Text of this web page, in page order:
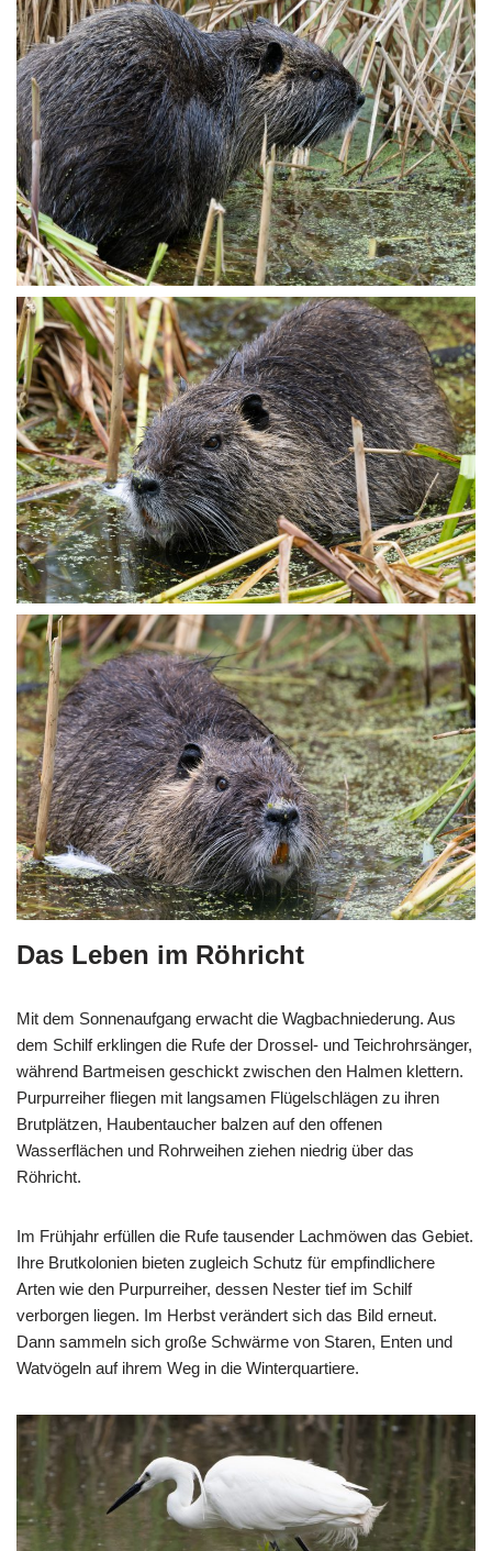
Das Leben im Röhricht
Mit dem Sonnenaufgang erwacht die Wagbachniederung. Aus
dem Schilf erklingen die Rufe der Drossel- und Teichrohrsänger,
während Bartmeisen geschickt zwischen den Halmen klettern.
Purpurreiher fliegen mit langsamen Flügelschlägen zu ihren
Brutplätzen, Haubentaucher balzen auf den offenen
Wasserflächen und Rohrweihen ziehen niedrig über das
Röhricht.
Im Frühjahr erfüllen die Rufe tausender Lachmöwen das Gebiet.
Ihre Brutkolonien bieten zugleich Schutz für empfindlichere
Arten wie den Purpurreiher, dessen Nester tief im Schilf
verborgen liegen. Im Herbst verändert sich das Bild erneut.
Dann sammeln sich große Schwärme von Staren, Enten und
Watvögeln auf ihrem Weg in die Winterquartiere.